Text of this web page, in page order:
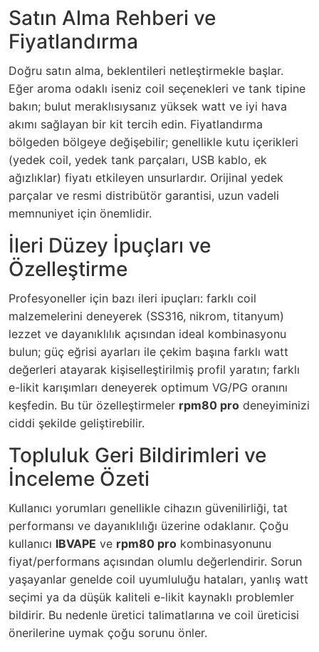
Satın Alma Rehberi ve
Fiyatlandırma
Doğru satın alma, beklentileri netleştirmekle başlar.
Eğer aroma odaklı iseniz coil seçenekleri ve tank tipine
bakın; bulut meraklısıysanız yüksek watt ve iyi hava
akımı sağlayan bir kit tercih edin. Fiyatlandırma
bölgeden bölgeye değişebilir; genellikle kutu içerikleri
(yedek coil, yedek tank parçaları, USB kablo, ek
ağızlıklar) fiyatı etkileyen unsurlardır. Orijinal yedek
parçalar ve resmi distribütör garantisi, uzun vadeli
memnuniyet için önemlidir.
İleri Düzey İpuçları ve
Özelleştirme
Profesyoneller için bazı ileri ipuçları: farklı coil
malzemelerini deneyerek (SS316, nikrom, titanyum)
lezzet ve dayanıklılık açısından ideal kombinasyonu
bulun; güç eğrisi ayarları ile çekim başına farklı watt
değerleri atayarak kişiselleştirilmiş profil yaratın; farklı
e-likit karışımları deneyerek optimum VG/PG oranını
keşfedin. Bu tür özelleştirmeler rpm80 pro deneyiminizi
ciddi şekilde geliştirebilir.
Topluluk Geri Bildirimleri ve
İnceleme Özeti
Kullanıcı yorumları genellikle cihazın güvenilirliği, tat
performansı ve dayanıklılığı üzerine odaklanır. Çoğu
kullanıcı IBVAPE ve rpm80 pro kombinasyonunu
fiyat/performans açısından olumlu değerlendirir. Sorun
yaşayanlar genelde coil uyumluluğu hataları, yanlış watt
seçimi ya da düşük kaliteli e-likit kaynaklı problemler
bildirir. Bu nedenle üretici talimatlarına ve coil üreticisi
önerilerine uymak çoğu sorunu önler.